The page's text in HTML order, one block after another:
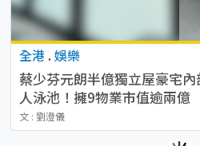
全港 . 娛樂
蔡少芬元朗半億獨立屋豪宅
人泳池！擁9物業市值逾兩億
文 : 劉澄儀